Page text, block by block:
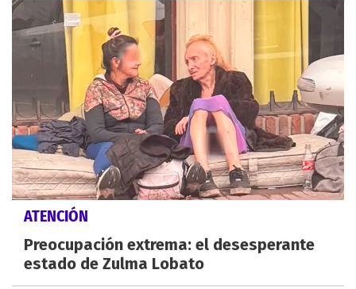
ATENCIÓN
Preocupación extrema: el desesperante
estado de Zulma Lobato